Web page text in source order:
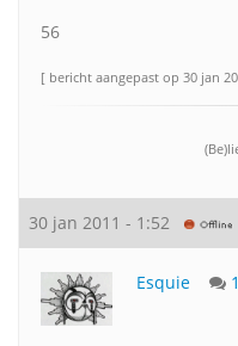
56
[ bericht aangepast op 30 jan
30 jan 2011 - 1:52
Esquie